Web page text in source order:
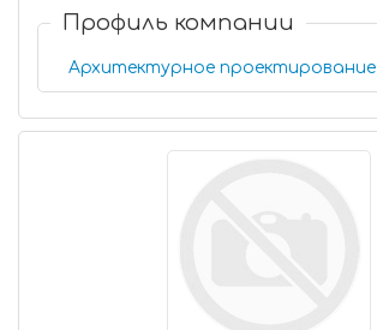
Профиль компании
Архитектурное проектирование